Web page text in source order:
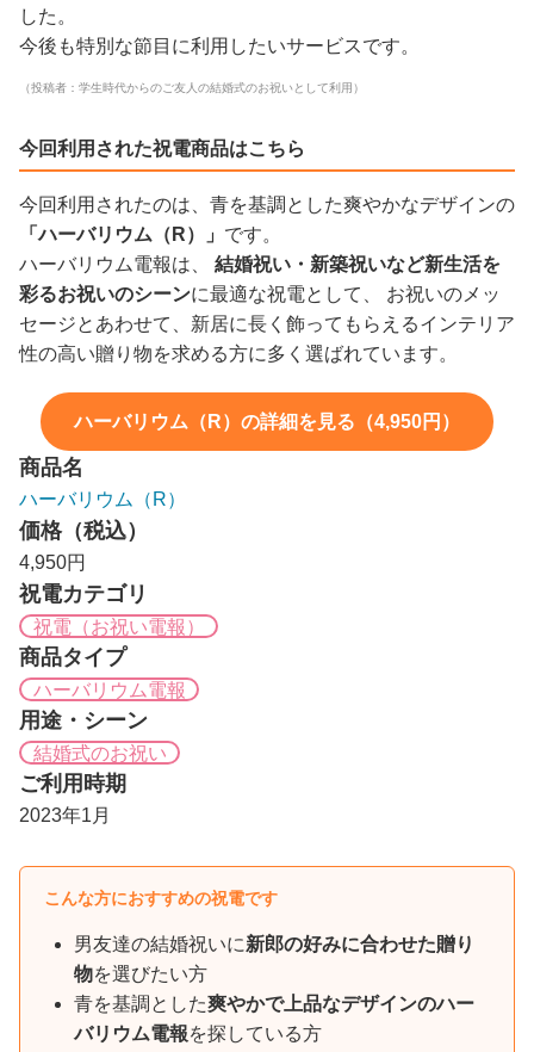
した。
今後も特別な節目に利用したいサービスです。
（投稿者：学生時代からのご友人の結婚式のお祝いとして利用）
今回利用された祝電商品はこちら
今回利用されたのは、青を基調とした爽やかなデザインの
「ハーバリウム（R）」 です。
ハーバリウム電報は、 結婚祝い・新築祝いなど新生活を
彩るお祝いのシーンに最適な祝電として、 お祝いのメッ
セージとあわせて、新居に長く飾ってもらえるインテリア
性の高い贈り物を求める方に多く選ばれています。
ハーバリウム（R）の詳細を見る（4,950円）
商品名
ハーバリウム（R）
価格（税込）
4,950円
祝電カテゴリ
祝電（お祝い電報）
商品タイプ
ハーバリウム電報
用途・シーン
結婚式のお祝い
ご利用時期
2023年1月
こんな方におすすめの祝電です
男友達の結婚祝いに新郎の好みに合わせた贈り
物を選びたい方
青を基調とした爽やかで上品なデザインのハー
バリウム電報を探している方